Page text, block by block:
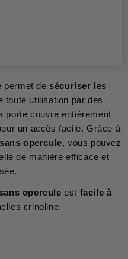
permet de sécuriser les
toute utilisation par des
porte couvre entièrement
un accès facile. Grâce à
opercule, vous pouvez
de manière efficace et
opercule est facile à
crinoline.